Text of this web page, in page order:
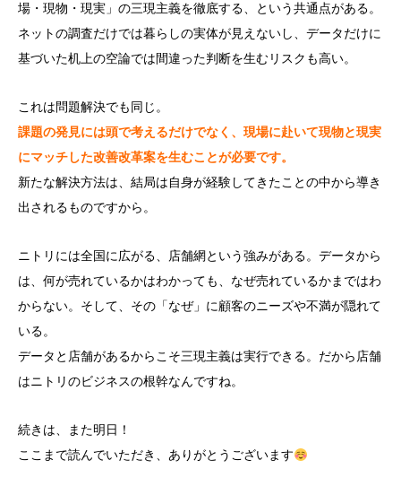
場・現物・現実」の三現主義を徹底する、という共通点がある。
ネットの調査だけでは暮らしの実体が見えないし、データだけに
基づいた机上の空論では間違った判断を生むリスクも高い。
これは問題解決でも同じ。
課題の発見には頭で考えるだけでなく、現場に赴いて現物と現実
にマッチした改善改革案を生むことが必要です。
新たな解決方法は、結局は自身が経験してきたことの中から導き
出されるものですから。
ニトリには全国に広がる、店舗網という強みがある。データから
は、何が売れているかはわかっても、なぜ売れているかまではわ
からない。そして、その「なぜ」に顧客のニーズや不満が隠れて
いる。
データと店舗があるからこそ三現主義は実行できる。だから店舗
はニトリのビジネスの根幹なんですね。
続きは、また明日！
ここまで読んでいただき、ありがとうございます